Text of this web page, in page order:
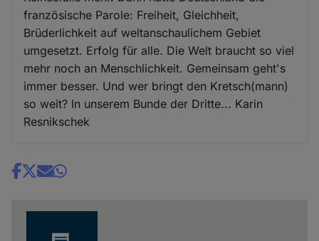
französische Parole: Freiheit, Gleichheit,
Brüderlichkeit auf weltanschaulichem Gebiet
umgesetzt. Erfolg für alle. Die Welt braucht so viel
mehr noch an Menschlichkeit. Gemeinsam geht's
immer besser. Und wer bringt den Kretsch(mann)
so weit? In unserem Bunde der Dritte... Karin
Resnikschek
Share